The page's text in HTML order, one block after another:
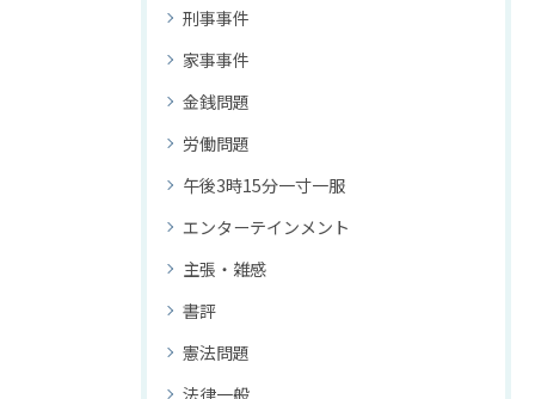
刑事事件
家事事件
金銭問題
労働問題
午後3時15分一寸一服
エンターテインメント
主張・雑感
書評
憲法問題
法律一般